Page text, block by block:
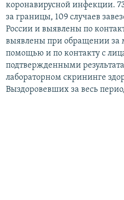
коронавирусной инфекции.
за границы, 109 случаев
России и выявлены по
выявлены при обращении за
помощью и по контакту с
подтвержденными
лабораторном скрининге
Выздоровевших за весь